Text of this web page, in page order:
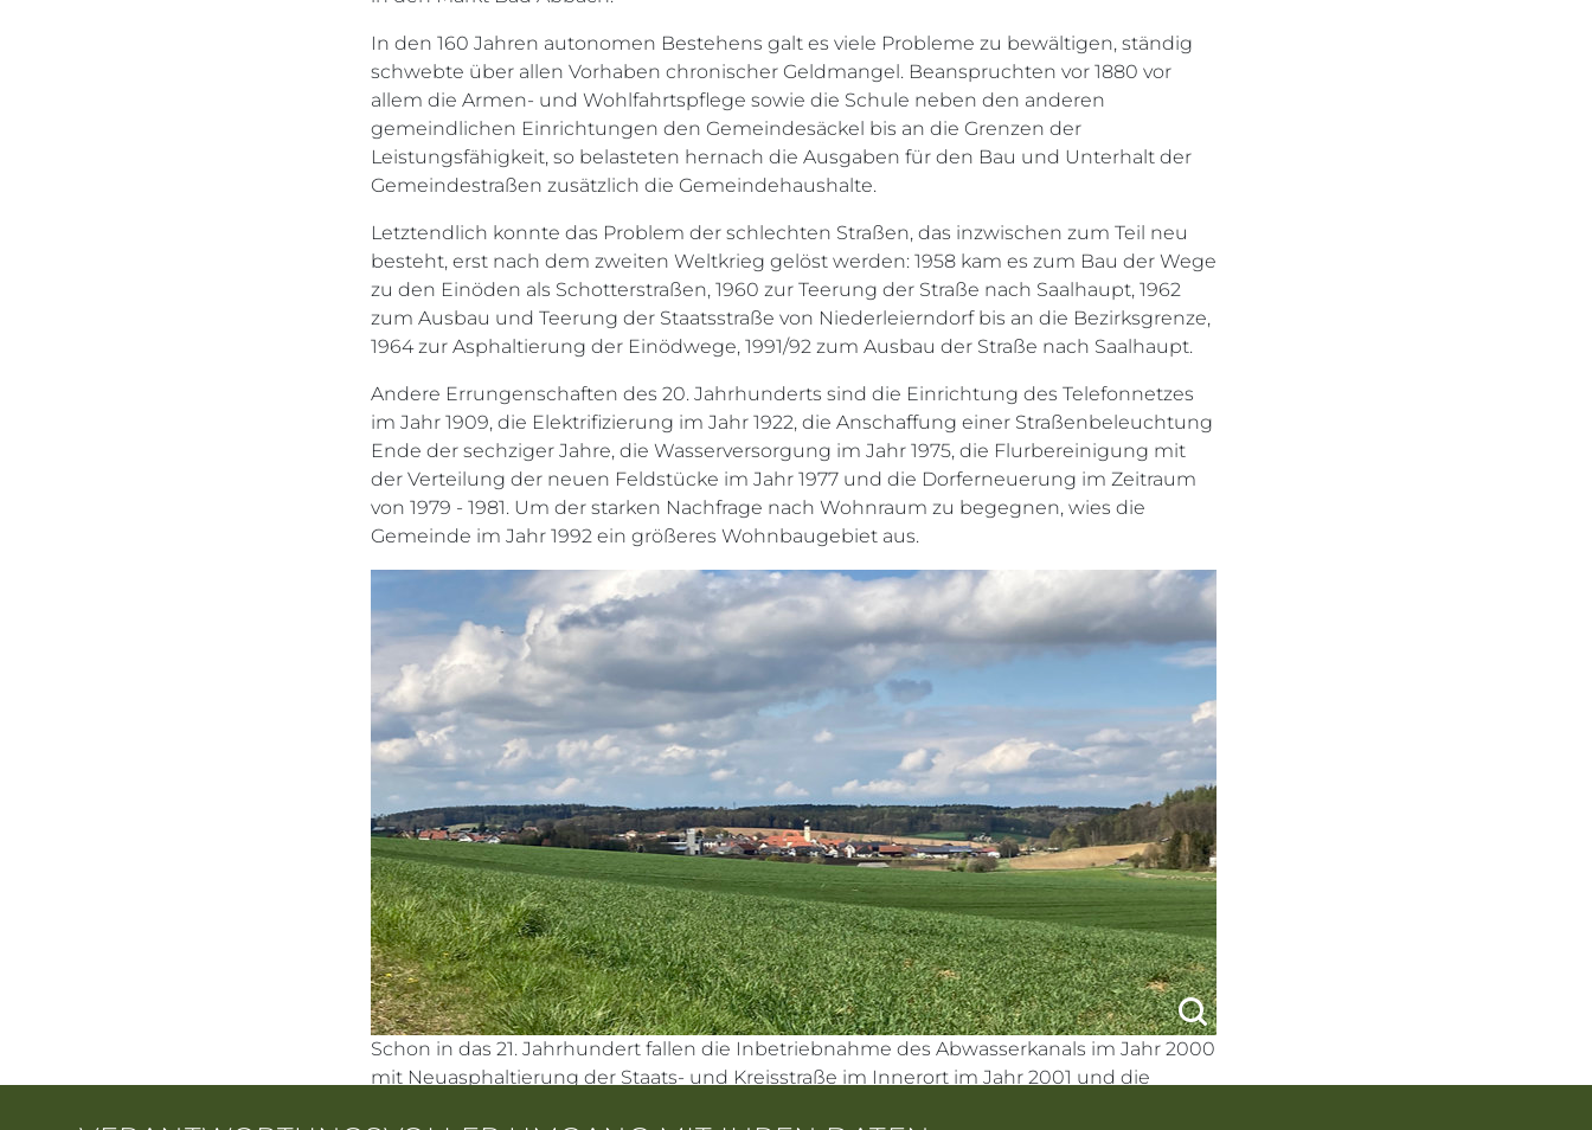
In den 160 Jahren autonomen Bestehens galt es viele Probleme zu bewältigen, ständig
schwebte über allen Vorhaben chronischer Geldmangel. Beanspruchten vor 1880 vor
allem die Armen- und Wohlfahrtspflege sowie die Schule neben den anderen
gemeindlichen Einrichtungen den Gemeindesäckel bis an die Grenzen der
Leistungsfähigkeit, so belasteten hernach die Ausgaben für den Bau und Unterhalt der
Gemeindestraßen zusätzlich die Gemeindehaushalte.
Letztendlich konnte das Problem der schlechten Straßen, das inzwischen zum Teil neu
besteht, erst nach dem zweiten Weltkrieg gelöst werden: 1958 kam es zum Bau der Wege
zu den Einöden als Schotterstraßen, 1960 zur Teerung der Straße nach Saalhaupt, 1962
zum Ausbau und Teerung der Staatsstraße von Niederleierndorf bis an die Bezirksgrenze,
1964 zur Asphaltierung der Einödwege, 1991/92 zum Ausbau der Straße nach Saalhaupt.
Andere Errungenschaften des 20. Jahrhunderts sind die Einrichtung des Telefonnetzes
im Jahr 1909, die Elektrifizierung im Jahr 1922, die Anschaffung einer Straßenbeleuchtung
Ende der sechziger Jahre, die Wasserversorgung im Jahr 1975, die Flurbereinigung mit
der Verteilung der neuen Feldstücke im Jahr 1977 und die Dorferneuerung im Zeitraum
von 1979 - 1981. Um der starken Nachfrage nach Wohnraum zu begegnen, wies die
Gemeinde im Jahr 1992 ein größeres Wohnbaugebiet aus.
Schon in das 21. Jahrhundert fallen die Inbetriebnahme des Abwasserkanals im Jahr 2000
mit Neuasphaltierung der Staats- und Kreisstraße im Innerort im Jahr 2001 und die